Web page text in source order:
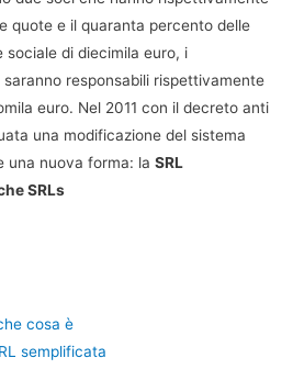
quote e il quaranta percento delle
di diecimila euro, i
responsabili rispettivamente
euro. Nel 2011 con il decreto anti
una modificazione del sistema
una nuova forma: la SRL
SRLs
cosa è
semplificata